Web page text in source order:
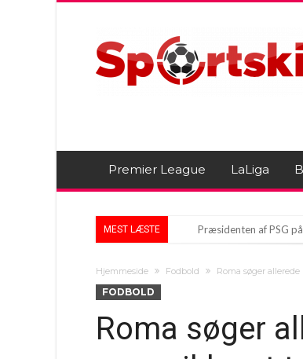
Premier League LaLiga
MEST LÆSTE Præsidenten af PSG
Hjemmeside Fodbold Roma søger
FODBOLD
Roma søger